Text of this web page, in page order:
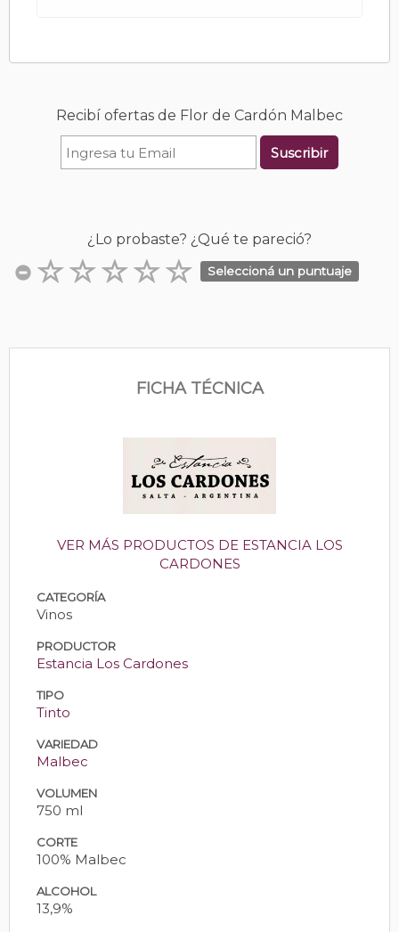
Recibí ofertas de Flor de Cardón Malbec
Suscribir
¿Lo probaste? ¿Qué te pareció?
Seleccioná un puntuaje
FICHA TÉCNICA
VER MÁS PRODUCTOS DE ESTANCIA LOS
CARDONES
CATEGORÍA
Vinos
PRODUCTOR
Estancia Los Cardones
TIPO
Tinto
VARIEDAD
Malbec
VOLUMEN
750 ml
CORTE
100% Malbec
ALCOHOL
13,9%